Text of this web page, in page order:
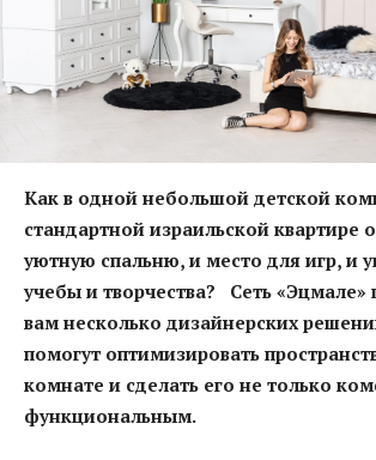
Как в одной небольшой детской
стандартной израильской квартире
уютную спальню, и место для игр, и
учебы и творчества? Сеть «Эцмале»
вам несколько дизайнерских
помогут оптимизировать
комнате и сделать его не только
функциональным.